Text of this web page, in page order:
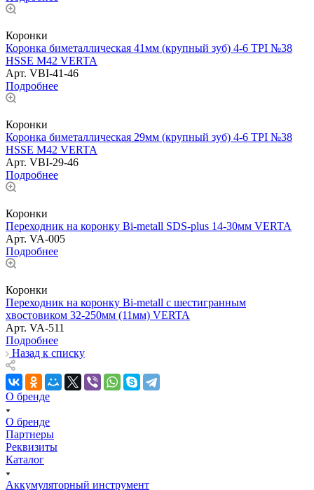
Коронки
Коронка биметаллическая 41мм (крупный зуб) 4-6 TPI №38
HSSE М42 VERTA
Арт. VBI-41-46
Подробнее
Коронки
Коронка биметаллическая 29мм (крупный зуб) 4-6 TPI №38
HSSE М42 VERTA
Арт. VBI-29-46
Подробнее
Коронки
Переходник на коронку Bi-metall SDS-plus 14-30мм VERTA
Арт. VA-005
Подробнее
Коронки
Переходник на коронку Bi-metall с шестигранным
хвостовиком 32-250мм (11мм) VERTA
Арт. VA-511
Подробнее
Назад к списку
О бренде
О бренде
Партнеры
Реквизиты
Каталог
Аккумуляторный инструмент